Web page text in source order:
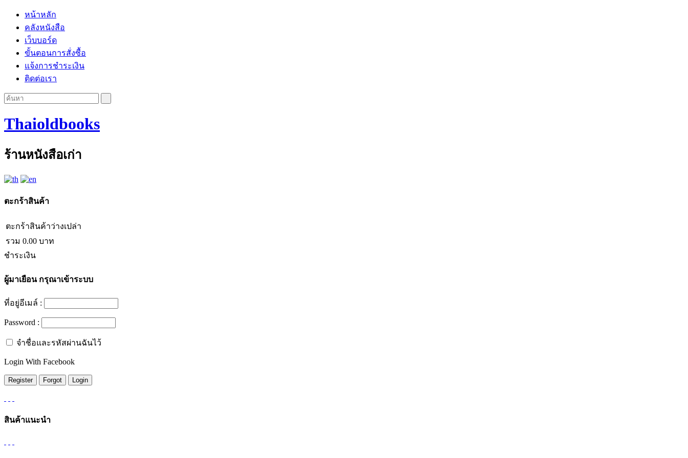
หน้าหลัก
คลังหนังสือ
เว็บบอร์ด
ขั้นตอนการสั่งซื้อ
แจ้งการชำระเงิน
ติดต่อเรา
Thaioldbooks
ร้านหนังสือเก่า
ตะกร้าสินค้า
ตะกร้าสินค้าว่างเปล่า
รวม 0.00 บาท
ชำระเงิน
ผู้มาเยือนกรุณาเข้าระบบ
ที่อยู่อีเมล์ :
Password :
จำชื่อและรหัสผ่านฉันไว้
Login With Facebook
สินค้าแนะนำ